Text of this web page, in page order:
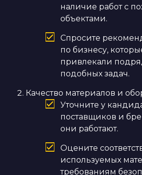
наличие работ с
объектами.
Спросите
по бизнесу,
привлекали
подобных задач.
Качество материалов и
Уточните у
поставщиков и
они работают.
Оцените
используемых
требованиям